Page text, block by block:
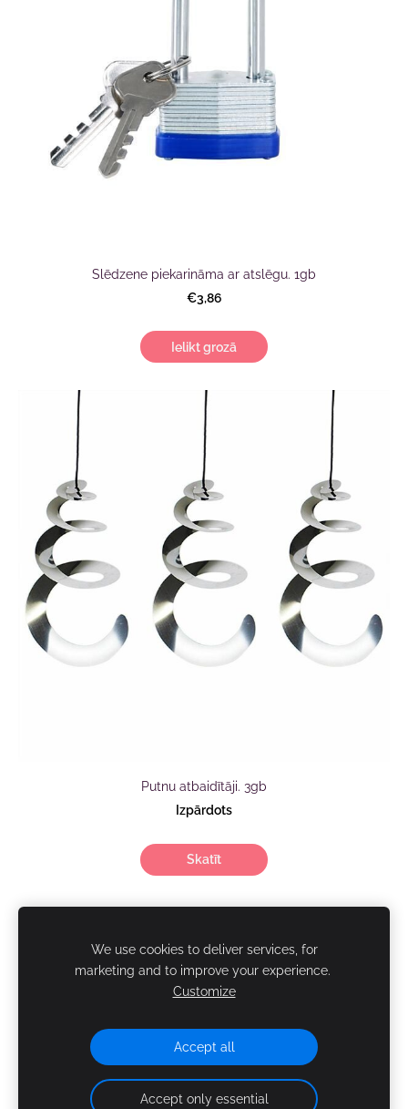
Slēdzene piekarināma ar atslēgu. 1gb
€3,86
Ielikt grozā
Putnu atbaidītāji. 3gb
Izpārdots
Skatīt
KONTAKTI PIEGĀDE
We use cookies to deliver services, for
marketing and to improve your experience.
Customize
Accept all
Accept only essential